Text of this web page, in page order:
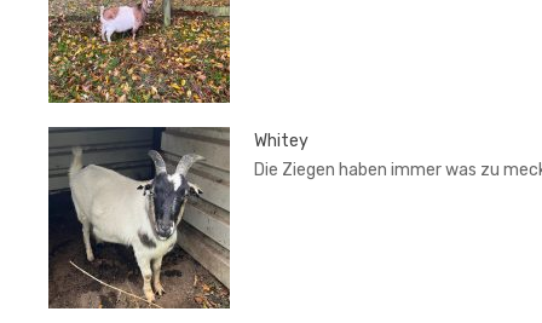
Whitey
Die Ziegen haben immer was zu